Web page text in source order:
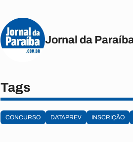
Jornal da
Tags
CONCURSO DATAPREV INSCRIÇÃO